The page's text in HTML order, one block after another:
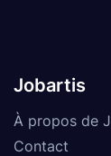
Jobartis
À propos de
Contact